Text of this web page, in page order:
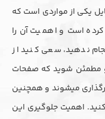
یکی از مواردی است که
است و اهمیت آن را
ندهید، سعی کنید از
مطمئن شوید که صفحات
میشوند و همچنین
کنید. اهمیت جلوگیری این